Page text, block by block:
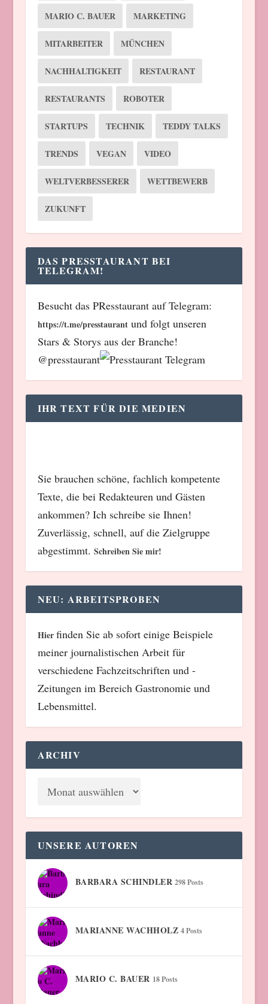
MARIO C. BAUER MARKETING
MITARBEITER MÜNCHEN
NACHHALTIGKEIT RESTAURANT
RESTAURANTS ROBOTER
STARTUPS TECHNIK TEDDY TALKS
TRENDS VEGAN VIDEO
WELTVERBESSERER WETTBEWERB
ZUKUNFT
DAS PRESSTAURANT BEI
TELEGRAM!
Besucht das PResstaurant auf Telegram:
https://t.me/presstaurantund folgt unseren
Stars & Storys aus der Branche!
@presstaurant
IHR TEXT FÜR DIE MEDIEN
Sie brauchen schöne, fachlich kompetente
Texte, die bei Redakteuren und Gästen
ankommen? Ich schreibe sie Ihnen!
Zuverlässig, schnell, auf die Zielgruppe
abgestimmt. Schreiben Sie mir!
NEU: ARBEITSPROBEN
Hierfinden Sie ab sofort einige Beispiele
meiner journalistischen Arbeit für
verschiedene Fachzeitschriften und -
Zeitungen im Bereich Gastronomie und
Lebensmittel.
ARCHIV
UNSERE AUTOREN
BARBARA SCHINDLER 298 Posts
MARIANNE WACHHOLZ 4 Posts
MARIO C. BAUER 18 Posts